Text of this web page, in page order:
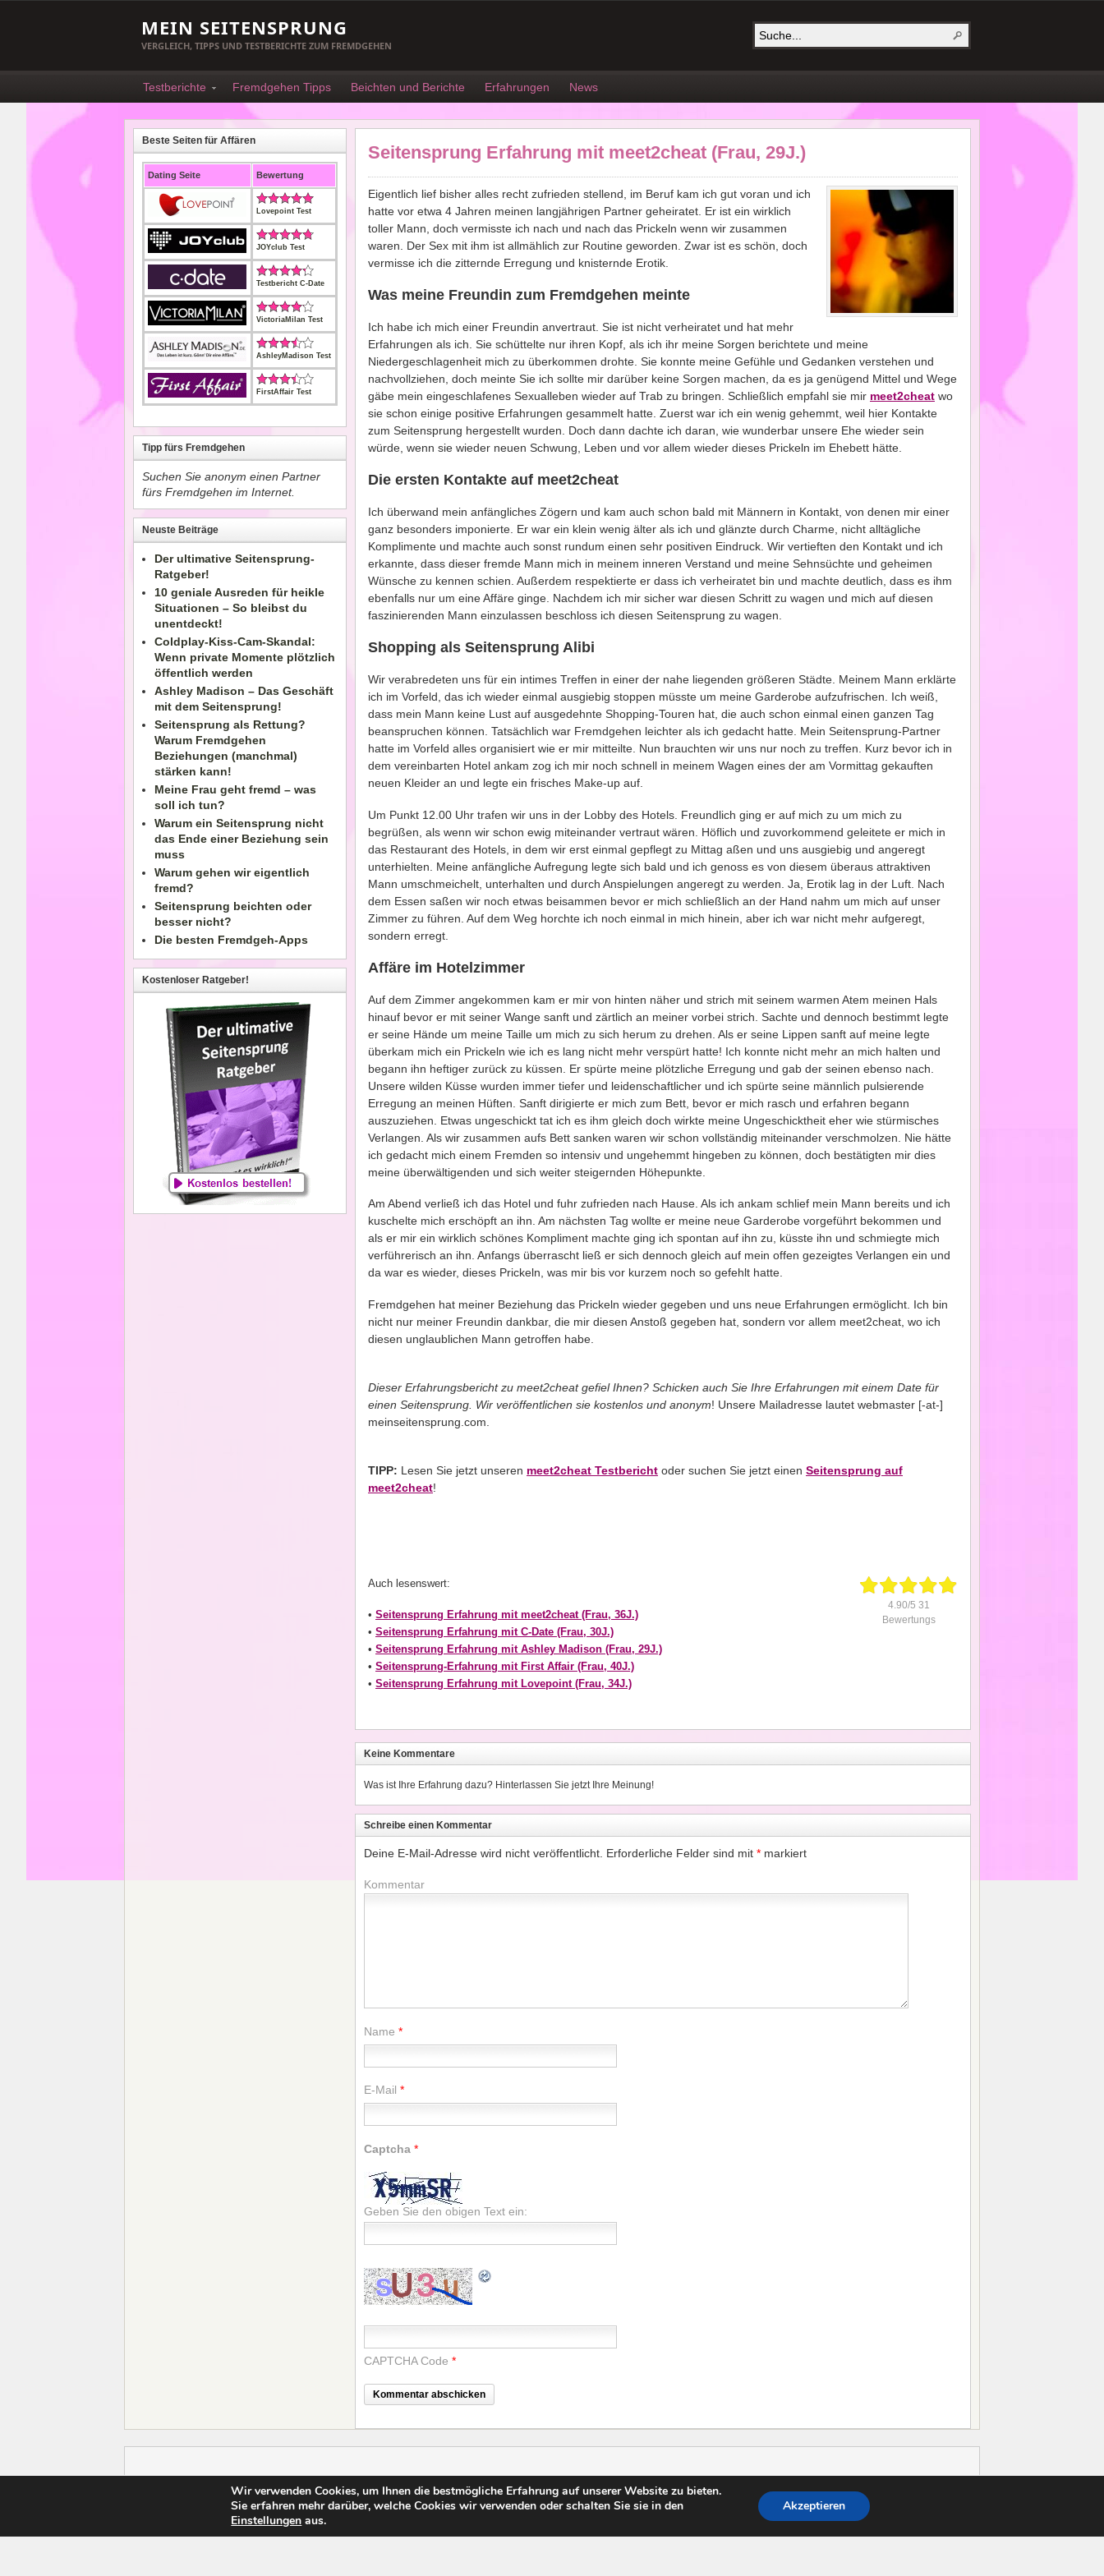
MEIN SEITENSPRUNG
VERGLEICH, TIPPS UND TESTBERICHTE ZUM FREMDGEHEN
Testberichte Fremdgehen Tipps Beichten und Berichte Erfahrungen News
Seitensprung Erfahrung mit meet2cheat (Frau, 29J.)
Eigentlich lief bisher alles recht zufrieden stellend, im Beruf kam ich gut voran und ich
hatte vor etwa 4 Jahren meinen langjährigen Partner geheiratet. Er ist ein wirklich
toller Mann, doch vermisste ich nach und nach das Prickeln wenn wir zusammen
waren. Der Sex mit ihm ist allmählich zur Routine geworden. Zwar ist es schön, doch
vermisse ich die zitternde Erregung und knisternde Erotik.
Was meine Freundin zum Fremdgehen meinte
Ich habe ich mich einer Freundin anvertraut. Sie ist nicht verheiratet und hat mehr
Erfahrungen als ich. Sie schüttelte nur ihren Kopf, als ich ihr meine Sorgen berichtete und meine
Niedergeschlagenheit mich zu überkommen drohte. Sie konnte meine Gefühle und Gedanken verstehen und
nachvollziehen, doch meinte Sie ich sollte mir darüber keine Sorgen machen, da es ja genügend Mittel und Wege
gäbe mein eingeschlafenes Sexualleben wieder auf Trab zu bringen. Schließlich empfahl sie mir meet2cheat wo
sie schon einige positive Erfahrungen gesammelt hatte. Zuerst war ich ein wenig gehemmt, weil hier Kontakte
zum Seitensprung hergestellt wurden. Doch dann dachte ich daran, wie wunderbar unsere Ehe wieder sein
würde, wenn sie wieder neuen Schwung, Leben und vor allem wieder dieses Prickeln im Ehebett hätte.
Die ersten Kontakte auf meet2cheat
Ich überwand mein anfängliches Zögern und kam auch schon bald mit Männern in Kontakt, von denen mir einer
ganz besonders imponierte. Er war ein klein wenig älter als ich und glänzte durch Charme, nicht alltägliche
Komplimente und machte auch sonst rundum einen sehr positiven Eindruck. Wir vertieften den Kontakt und ich
erkannte, dass dieser fremde Mann mich in meinem inneren Verstand und meine Sehnsüchte und geheimen
Wünsche zu kennen schien. Außerdem respektierte er dass ich verheiratet bin und machte deutlich, dass es ihm
ebenfalls nur um eine Affäre ginge. Nachdem ich mir sicher war diesen Schritt zu wagen und mich auf diesen
faszinierenden Mann einzulassen beschloss ich diesen Seitensprung zu wagen.
Shopping als Seitensprung Alibi
Wir verabredeten uns für ein intimes Treffen in einer der nahe liegenden größeren Städte. Meinem Mann erklärte
ich im Vorfeld, das ich wieder einmal ausgiebig stoppen müsste um meine Garderobe aufzufrischen. Ich weiß,
dass mein Mann keine Lust auf ausgedehnte Shopping-Touren hat, die auch schon einmal einen ganzen Tag
beanspruchen können. Tatsächlich war Fremdgehen leichter als ich gedacht hatte. Mein Seitensprung-Partner
hatte im Vorfeld alles organisiert wie er mir mitteilte. Nun brauchten wir uns nur noch zu treffen. Kurz bevor ich in
dem vereinbarten Hotel ankam zog ich mir noch schnell in meinem Wagen eines der am Vormittag gekauften
neuen Kleider an und legte ein frisches Make-up auf.
Um Punkt 12.00 Uhr trafen wir uns in der Lobby des Hotels. Freundlich ging er auf mich zu um mich zu
begrüßen, als wenn wir schon ewig miteinander vertraut wären. Höflich und zuvorkommend geleitete er mich in
das Restaurant des Hotels, in dem wir erst einmal gepflegt zu Mittag aßen und uns ausgiebig und angeregt
unterhielten. Meine anfängliche Aufregung legte sich bald und ich genoss es von diesem überaus attraktiven
Mann umschmeichelt, unterhalten und durch Anspielungen angeregt zu werden. Ja, Erotik lag in der Luft. Nach
dem Essen saßen wir noch etwas beisammen bevor er mich schließlich an der Hand nahm um mich auf unser
Zimmer zu führen. Auf dem Weg horchte ich noch einmal in mich hinein, aber ich war nicht mehr aufgeregt,
sondern erregt.
Affäre im Hotelzimmer
Auf dem Zimmer angekommen kam er mir von hinten näher und strich mit seinem warmen Atem meinen Hals
hinauf bevor er mit seiner Wange sanft und zärtlich an meiner vorbei strich. Sachte und dennoch bestimmt legte
er seine Hände um meine Taille um mich zu sich herum zu drehen. Als er seine Lippen sanft auf meine legte
überkam mich ein Prickeln wie ich es lang nicht mehr verspürt hatte! Ich konnte nicht mehr an mich halten und
begann ihn heftiger zurück zu küssen. Er spürte meine plötzliche Erregung und gab der seinen ebenso nach.
Unsere wilden Küsse wurden immer tiefer und leidenschaftlicher und ich spürte seine männlich pulsierende
Erregung an meinen Hüften. Sanft dirigierte er mich zum Bett, bevor er mich rasch und erfahren begann
auszuziehen. Etwas ungeschickt tat ich es ihm gleich doch wirkte meine Ungeschicktheit eher wie stürmisches
Verlangen. Als wir zusammen aufs Bett sanken waren wir schon vollständig miteinander verschmolzen. Nie hätte
ich gedacht mich einem Fremden so intensiv und ungehemmt hingeben zu können, doch bestätigten mir dies
meine überwältigenden und sich weiter steigernden Höhepunkte.
Am Abend verließ ich das Hotel und fuhr zufrieden nach Hause. Als ich ankam schlief mein Mann bereits und ich
kuschelte mich erschöpft an ihn. Am nächsten Tag wollte er meine neue Garderobe vorgeführt bekommen und
als er mir ein wirklich schönes Kompliment machte ging ich spontan auf ihn zu, küsste ihn und schmiegte mich
verführerisch an ihn. Anfangs überrascht ließ er sich dennoch gleich auf mein offen gezeigtes Verlangen ein und
da war es wieder, dieses Prickeln, was mir bis vor kurzem noch so gefehlt hatte.
Fremdgehen hat meiner Beziehung das Prickeln wieder gegeben und uns neue Erfahrungen ermöglicht. Ich bin
nicht nur meiner Freundin dankbar, die mir diesen Anstoß gegeben hat, sondern vor allem meet2cheat, wo ich
diesen unglaublichen Mann getroffen habe.
Dieser Erfahrungsbericht zu meet2cheat gefiel Ihnen? Schicken auch Sie Ihre Erfahrungen mit einem Date für
einen Seitensprung. Wir veröffentlichen sie kostenlos und anonym! Unsere Mailadresse lautet webmaster [-at-]
meinseitensprung.com.
TIPP: Lesen Sie jetzt unseren meet2cheat Testbericht oder suchen Sie jetzt einen Seitensprung auf
meet2cheat!
4.90/5 31
Bewertungs
Auch lesenswert:
• Seitensprung Erfahrung mit meet2cheat (Frau, 36J.)
• Seitensprung Erfahrung mit C-Date (Frau, 30J.)
• Seitensprung Erfahrung mit Ashley Madison (Frau, 29J.)
• Seitensprung-Erfahrung mit First Affair (Frau, 40J.)
• Seitensprung Erfahrung mit Lovepoint (Frau, 34J.)
Keine Kommentare
Was ist Ihre Erfahrung dazu? Hinterlassen Sie jetzt Ihre Meinung!
Schreibe einen Kommentar
Deine E-Mail-Adresse wird nicht veröffentlicht. Erforderliche Felder sind mit * markiert
Kommentar
Name *
E-Mail *
Captcha *
Geben Sie den obigen Text ein:
CAPTCHA Code *
Beste Seiten für Affären
Dating Seite Bewertung
Lovepoint Test
JOYclub Test
Testbericht C-Date
VictoriaMilan Test
AshleyMadison Test
FirstAffair Test
Tipp fürs Fremdgehen
Suchen Sie anonym einen Partner
fürs Fremdgehen im Internet.
Neuste Beiträge
Der ultimative Seitensprung-
Ratgeber!
10 geniale Ausreden für heikle
Situationen – So bleibst du
unentdeckt!
Coldplay-Kiss-Cam-Skandal:
Wenn private Momente plötzlich
öffentlich werden
Ashley Madison – Das Geschäft
mit dem Seitensprung!
Seitensprung als Rettung?
Warum Fremdgehen
Beziehungen (manchmal)
stärken kann!
Meine Frau geht fremd – was
soll ich tun?
Warum ein Seitensprung nicht
das Ende einer Beziehung sein
muss
Warum gehen wir eigentlich
fremd?
Seitensprung beichten oder
besser nicht?
Die besten Fremdgeh-Apps
Kostenloser Ratgeber!
Copyright MeinSeitensprung.com 2010-2026. Alle Rechte vorbehalten. Impressum/Kontakt
Wir verwenden Cookies, um Ihnen die bestmögliche Erfahrung auf unserer Website zu bieten.
Sie erfahren mehr darüber, welche Cookies wir verwenden oder schalten Sie sie in den
Einstellungen aus.
Akzeptieren